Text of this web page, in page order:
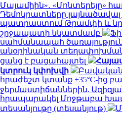
Մայամիին»․ «Մոնտերեյը»
Դեմոկրատները լայնածավալ
պատրաստում Թրամփի և
շրջապատի նկատմամբ
սահմանապահ
անօրինական տեղափոխման
ցանց է բացահայտել
կտրուկ կփոխվի
հրաժեշտ կտանք +35°C-ից
ջերմաստիճաններին.
հրապարակել Մոջթաբա
տեսանյութը (տեսանյութ)